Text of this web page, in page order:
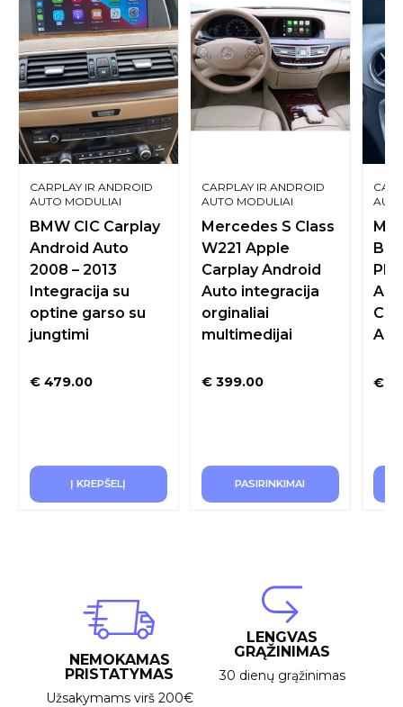
CARPLAY IR ANDROID
AUTO MODULIAI
BMW CIC Carplay
Android Auto
2008 – 2013
Integracija su
optine garso su
jungtimi
€ 479.00
Į KREPŠELĮ
CARPLAY IR ANDROID
AUTO MODULIAI
Mercedes S Class
W221 Apple
Carplay Android
Auto integracija
orginaliai
multimedijai
€399.00
PASIRINKIMAI
€
NEMOKAMAS
PRISTATYMAS
Užsakymams virš 200€
LENGVAS
GRĄŽINIMAS
30 dienų grąžinimas